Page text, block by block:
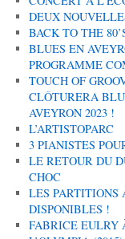
DEUX
BACK TO THE
BLUES EN
PROGRAMME
TOUCH OF
CLÔTURERA
AVEYRON 2023 !
L’ARTISTOPARC
3 PIANISTES
LE RETOUR DU
CHOC
LES PARTITIONS
DISPONIBLES !
FABRICE EULRY